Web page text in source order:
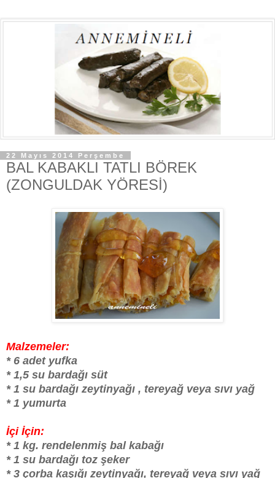
22 Mayıs 2014 Perşembe
BAL KABAKLI TATLI BÖREK
(ZONGULDAK YÖRESİ)
Malzemeler:
* 6 adet yufka
* 1,5 su bardağı süt
* 1 su bardağı zeytinyağı , tereyağ veya sıvı yağ
* 1 yumurta
İçi İçin:
* 1 kg. rendelenmiş bal kabağı
* 1 su bardağı toz şeker
* 3 çorba kaşığı zeytinyağı, tereyağ veya sıvı yağ